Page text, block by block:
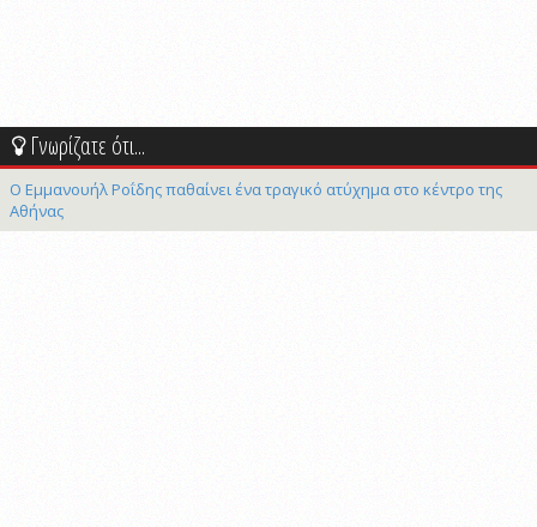
Γνωρίζατε ότι...
Ο Εμμανουήλ Ροΐδης παθαίνει ένα τραγικό ατύχημα στο κέντρο της
Αθήνας